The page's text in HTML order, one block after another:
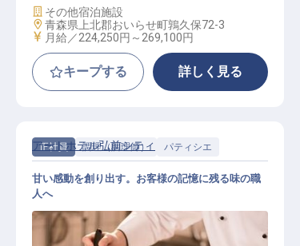
施設業態
その他宿泊施設
勤務地
青森県上北郡おいらせ町鶉久保72-3
給与
月給／224,250円～ 269,100円
キープする 詳しく見る
正社員 調理（調理師） パティシエ
アートホテル弘前シティ
甘い感動を創り出す。お客様の記憶に残る味の職
人へ